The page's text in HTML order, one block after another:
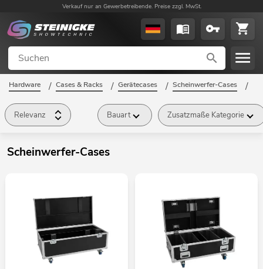
Verkauf nur an Gewerbetreibende. Preise zzgl. MwSt.
Hardware / Cases & Racks / Gerätecases / Scheinwerfer-Cases /
Relevanz Bauart Zusatzmaße Kategorie
Scheinwerfer-Cases